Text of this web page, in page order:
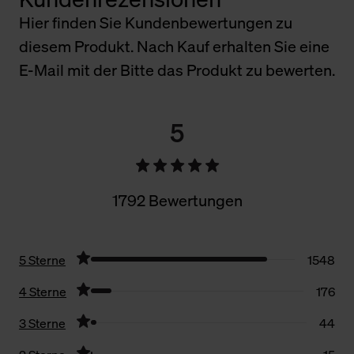
Hier finden Sie Kundenbewertungen zu
diesem Produkt. Nach Kauf erhalten Sie eine
E-Mail mit der Bitte das Produkt zu bewerten.
5
1792 Bewertungen
5 Sterne
1548
4 Sterne
176
3 Sterne
44